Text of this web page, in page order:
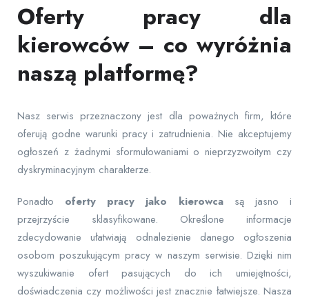
Oferty pracy dla
kierowców – co wyróżnia
naszą platformę?
Nasz serwis przeznaczony jest dla poważnych firm, które
oferują godne warunki pracy i zatrudnienia. Nie akceptujemy
ogłoszeń z żadnymi sformułowaniami o nieprzyzwoitym czy
dyskryminacyjnym charakterze.
Ponadto oferty pracy jako kierowcasą jasno i
przejrzyście sklasyfikowane. Określone informacje
zdecydowanie ułatwiają odnalezienie danego ogłoszenia
osobom poszukującym pracy w naszym serwisie. Dzięki nim
wyszukiwanie ofert pasujących do ich umiejętności,
doświadczenia czy możliwości jest znacznie łatwiejsze. Nasza